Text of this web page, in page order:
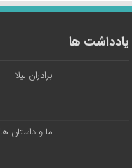
یادداشت ها
برادران لیلا
ما و داستان ها